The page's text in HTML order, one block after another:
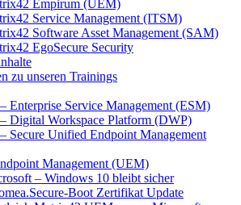
Empirum (UEM)
Service Management (ITSM)
Software Asset Management (SAM)
EgoSecure Security
zu unseren Trainings
Enterprise Service Management (ESM)
Digital Workspace Platform (DWP)
Secure Unified Endpoint Management
Management (UEM)
– Windows 10 bleibt sicher
Boot Zertifikat Update